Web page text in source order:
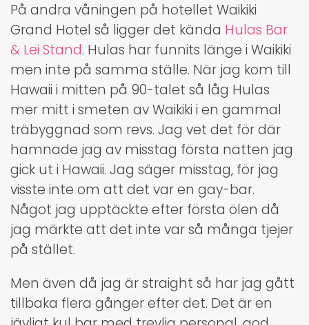
På andra våningen på hotellet Waikiki
Grand Hotel så ligger det kända Hulas Bar
& Lei Stand. Hulas har funnits länge i Waikiki
men inte på samma ställe. När jag kom till
Hawaii i mitten på 90-talet så låg Hulas
mer mitt i smeten av Waikiki i en gammal
träbyggnad som revs. Jag vet det för där
hamnade jag av misstag första natten jag
gick ut i Hawaii. Jag säger misstag, för jag
visste inte om att det var en gay-bar.
Något jag upptäckte efter första ölen då
jag märkte att det inte var så många tjejer
på stället.
Men även då jag är straight så har jag gått
tillbaka flera gånger efter det. Det är en